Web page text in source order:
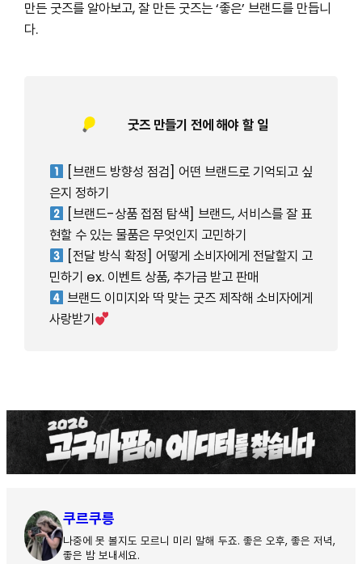
만든 굿즈를 알아보고, 잘 만든 굿즈는 ‘좋은’ 브랜드를 만듭니
다.
굿즈 만들기 전에 해야 할 일
[브랜드 방향성 점검] 어떤 브랜드로 기억되고 싶
은지 정하기
[브랜드-상품 접점 탐색] 브랜드, 서비스를 잘 표
현할 수 있는 물품은 무엇인지 고민하기
[전달 방식 확정] 어떻게 소비자에게 전달할지 고
민하기 ex. 이벤트 상품, 추가금 받고 판매
브랜드 이미지와 딱 맞는 굿즈 제작해 소비자에게
사랑받기
쿠르쿠릉
나중에 못 볼지도 모르니 미리 말해 두죠. 좋은 오후, 좋은 저녁,
좋은 밤 보내세요.